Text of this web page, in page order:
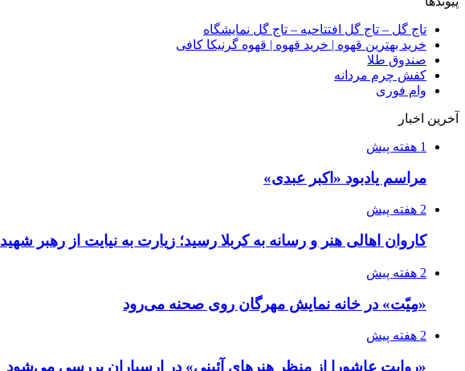
تاج گل – تاج گل افتتاحیه – تاج گل نمایشگاه
خرید بهترین قهوه | خرید قهوه | قهوه گرنیکا کافی
صندوق طلا
کفش چرم مردانه
وام فوری
آخرین اخبار
1 هفته پیش
مراسم یادبود «اکبر عبدی»
2 هفته پیش
کاروان اهالی هنر و رسانه به کربلا رسید؛ زیارت به نیایت از رهبر شهید
2 هفته پیش
«مِیّت» در خانه نمایش مهرگان روی صحنه می‌رود
2 هفته پیش
«روایت عاشورا از منظر هنرهای آئینی» در ارسباران بررسی می‌شود